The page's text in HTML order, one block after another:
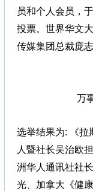
员和个人会员，
投票。世界华文
传媒集团总裁庞
万
选举结果为: 《拉
人暨社长吴治欧
洲华人通讯社社
光、加拿大《健